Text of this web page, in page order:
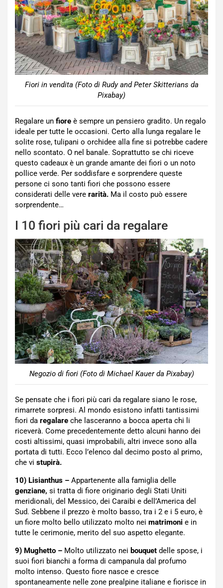
Fiori in vendita (Foto di Rudy and Peter Skitterians da
Pixabay)
Regalare un fiore è sempre un pensiero gradito. Un regalo
ideale per tutte le occasioni. Certo alla lunga regalare le
solite rose, tulipani o orchidee alla fine si potrebbe cadere
nello scontato. O nel banale. Soprattutto se chi riceve
questo cadeaux è un grande amante dei fiori o un noto
pollice verde. Per soddisfare e sorprendere queste
persone ci sono tanti fiori che possono essere
considerati delle vere rarità. Ma il costo può essere
sorprendente…
I 10 fiori più cari da regalare
Negozio di fiori (Foto di Michael Kauer da Pixabay)
Se pensate che i fiori più cari da regalare siano le rose,
rimarrete sorpresi. Al mondo esistono infatti tantissimi
fiori da regalare che lasceranno a bocca aperta chi li
riceverà. Come precedentemente detto alcuni hanno dei
costi altissimi, quasi improbabili, altri invece sono alla
portata di tutti. Ecco l’elenco dal decimo posto al primo,
che vi stupirà.
10) Lisianthus – Appartenente alla famiglia delle
genziane, si tratta di fiore originario degli Stati Uniti
meridionali, del Messico, dei Caraibi e dell’America del
Sud. Sebbene il prezzo è molto basso, tra i 2 e i 5 euro, è
un fiore molto bello utilizzato molto nei matrimoni e in
tutte le cerimonie, merito del suo aspetto elegante.
9) Mughetto – Molto utilizzato nei bouquet delle spose, i
suoi fiori bianchi a forma di campanula dal profumo
molto intenso. Questo fiore nasce e cresce
spontaneamente nelle zone prealpine italiane e fiorisce in